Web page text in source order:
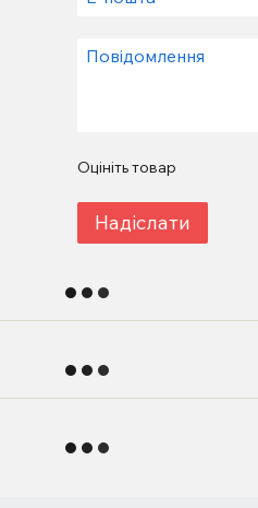
Оцініть товар
Надіслати